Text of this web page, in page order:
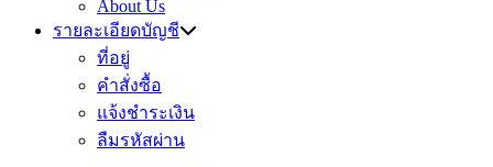
About Us
รายละเอียดบัญชี
ที่อยู่
คำสั่งซื้อ
แจ้งชำระเงิน
ลืมรหัสผ่าน